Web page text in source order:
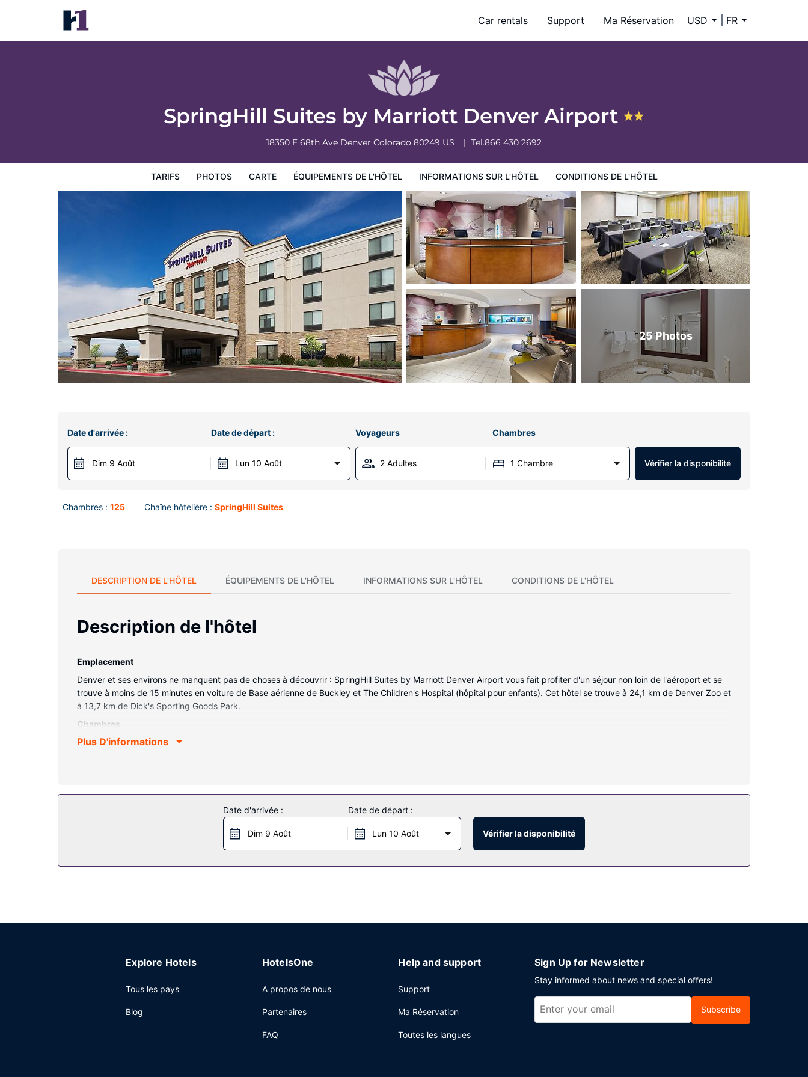
Car rentals Support Ma Réservation USD FR
SpringHill Suites by Marriott Denver Airport
18350 E 68th Ave Denver Colorado 80249 US Tel.866 430 2692
TARIFS PHOTOS CARTE ÉQUIPEMENTS DE L'HÔTEL INFORMATIONS SUR L'HÔTEL CONDITIONS DE L'HÔTEL
SpringHill Suites by Marriott Denver Airport
Tarifs
25 Photos
Date d'arrivée :
Dim 9 Août
Date de départ :
Lun 10 Août
Voyageurs Chambres
2 Adultes 1 Chambre Vérifier la disponibilité
Chambres : 125 Chaîne hôtelière : SpringHill Suites
DESCRIPTION DE L'HÔTEL ÉQUIPEMENTS DE L'HÔTEL INFORMATIONS SUR L'HÔTEL CONDITIONS DE L'HÔTEL
Description de l'hôtel
Emplacement
Denver et ses environs ne manquent pas de choses à découvrir : SpringHill Suites by Marriott Denver Airport vous fait profiter d'un séjour non loin de l'aéroport et se
trouve à moins de 15 minutes en voiture de Base aérienne de Buckley et The Children's Hospital (hôpital pour enfants). Cet hôtel se trouve à 24,1 km de Denver Zoo et
à 13,7 km de Dick's Sporting Goods Park.
Chambres
Les 125 chambres de l'hébergement vous invitent à la détente et comprennent un réfrigérateur et un micro-ondes. Votre chambre est équipée d'un lit avec surmatelas
Profitez des options de loisirs (un centre de fitness par exemple) et des nombreux équipements et services qui caractérisent l'hébergement, notamment l'accès Wi-Fi
à Internet gratuit et une salle de banquet.
Pour combler tous vos petits creux, SpringHill Suites by Marriott Denver Airport vous propose une épicerie. L'hébergement vous invite à rejoindre son bar/salon pour
Plus D'informations
Date d'arrivée :
Dim 9 Août
Date de départ :
Lun 10 Août Vérifier la disponibilité
Explore Hotels
Tous les pays
Blog
HotelsOne
A propos de nous
Partenaires
FAQ
Help and support
Support
Ma Réservation
Toutes les langues
Sign Up for Newsletter
Stay informed about news and special offers!
Subscribe